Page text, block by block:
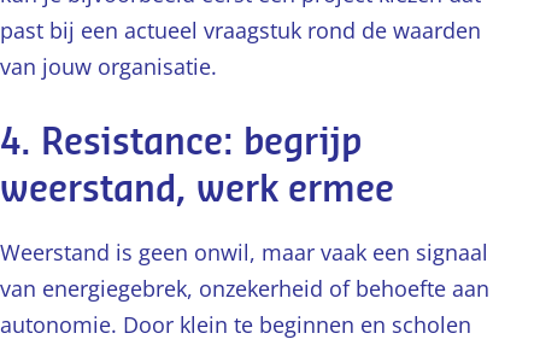
past bij een actueel vraagstuk rond de waarden
van jouw organisatie.
4. Resistance: begrijp
weerstand, werk ermee
Weerstand is geen onwil, maar vaak een signaal
van energiegebrek, onzekerheid of behoefte aan
autonomie. Door klein te beginnen en scholen